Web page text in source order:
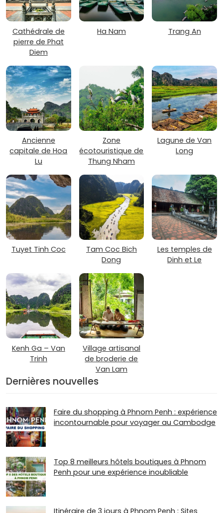
Cathédrale de
pierre de Phat
Diem
Ha Nam Trang An
Ancienne
capitale de Hoa
Lu
Zone
écotouristique de
Thung Nham
Lagune de Van
Long
Tuyet Tinh Coc
Tam Coc Bich
Dong
Les temples de
Dinh et Le
Kenh Ga – Van
Trinh
Village artisanal
de broderie de
Van Lam
Dernières nouvelles
Faire du shopping à Phnom Penh : expérience
incontournable pour voyager au Cambodge
Top 8 meilleurs hôtels boutiques à Phnom
Penh pour une expérience inoubliable
Itinéraire de 3 jours à Phnom Penh : Sites